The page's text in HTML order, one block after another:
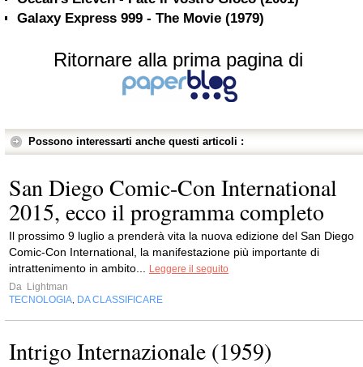
Galaxy Express 999 - The Movie (1979)
Ritornare alla prima pagina di
Possono interessarti anche questi articoli :
San Diego Comic-Con International
2015, ecco il programma completo
Il prossimo 9 luglio a prenderà vita la nuova edizione del San Diego
Comic-Con International, la manifestazione più importante di
intrattenimento in ambito...
Leggere il seguito
Da Lightman
TECNOLOGIA DA CLASSIFICARE
Intrigo Internazionale (1959)